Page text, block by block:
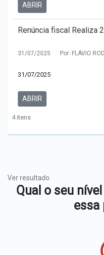
ABRIR
Renúncia fiscal Realiza
31/07/2025 Por: FLÁVIO
31/07/2025
ABRIR
4 itens
Ver resultado
Qual o seu
essa